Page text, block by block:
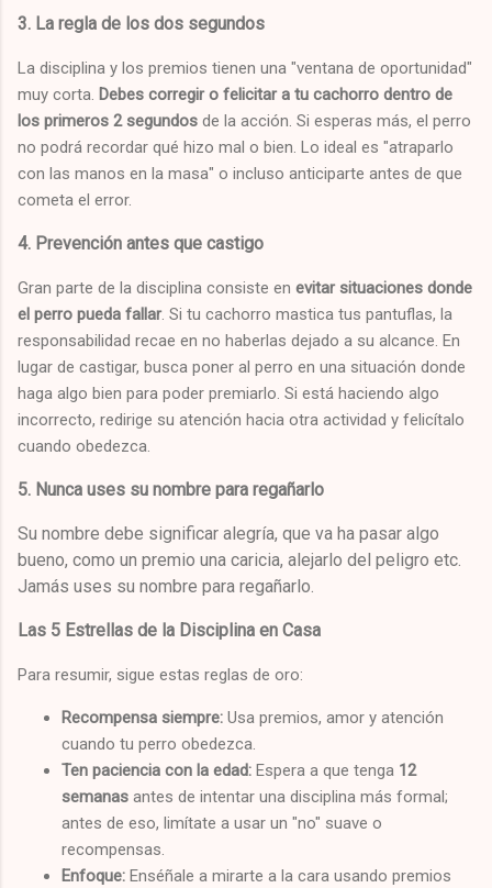
3. La regla de los dos segundos
La disciplina y los premios tienen una "ventana de oportunidad"
muy corta. Debes corregir o felicitar a tu cachorro dentro de
los primeros 2 segundos de la acción. Si esperas más, el perro
no podrá recordar qué hizo mal o bien. Lo ideal es "atraparlo
con las manos en la masa" o incluso anticiparte antes de que
cometa el error.
4. Prevención antes que castigo
Gran parte de la disciplina consiste en evitar situaciones donde
el perro pueda fallar. Si tu cachorro mastica tus pantuflas, la
responsabilidad recae en no haberlas dejado a su alcance. En
lugar de castigar, busca poner al perro en una situación donde
haga algo bien para poder premiarlo. Si está haciendo algo
incorrecto, redirige su atención hacia otra actividad y felicítalo
cuando obedezca.
5. Nunca uses su nombre para regañarlo
Su nombre debe significar alegría, que va ha pasar algo
bueno, como un premio una caricia, alejarlo del peligro etc.
Jamás uses su nombre para regañarlo.
Las 5 Estrellas de la Disciplina en Casa
Para resumir, sigue estas reglas de oro:
Recompensa siempre: Usa premios, amor y atención
cuando tu perro obedezca.
Ten paciencia con la edad: Espera a que tenga 12
semanas antes de intentar una disciplina más formal;
antes de eso, limítate a usar un "no" suave o
recompensas.
Enfoque: Enséñale a mirarte a la cara usando premios